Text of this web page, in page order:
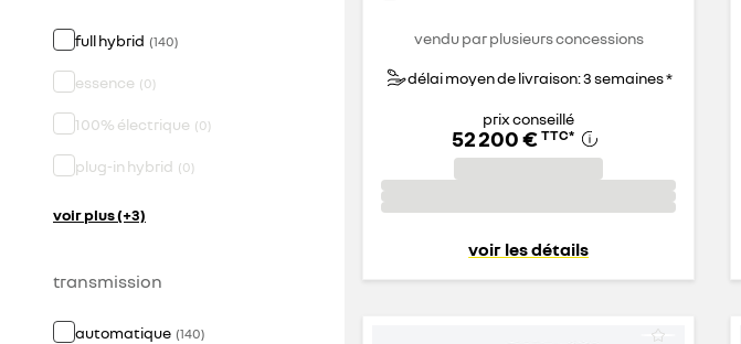
full hybrid (140)
essence (0)
100% électrique (0)
plug-in hybrid (0)
voir plus (+3)
transmission
automatique (140)
vendu par plusieurs concessions
délai moyen de livraison: 3 semaines *
prix conseillé
52 200 € TTC*
voir les détails